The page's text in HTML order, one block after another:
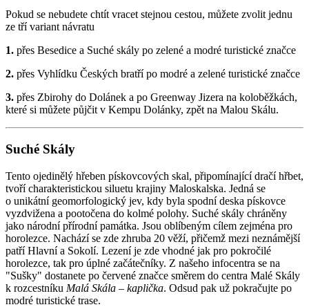
Pokud se nebudete chtít vracet stejnou cestou, můžete zvolit jednu
ze tří variant návratu
1. přes Besedice a Suché skály po zelené a modré turistické značce
2. přes Vyhlídku Českých bratří po modré a zelené turistické značce
3. přes Zbirohy do Dolánek a po Greenway Jizera na koloběžkách,
které si můžete půjčit v Kempu Dolánky, zpět na Malou Skálu.
Suché Skály
Tento ojedinělý hřeben pískovcových skal, připomínající dračí hřbet,
tvoří charakteristickou siluetu krajiny Maloskalska. Jedná se
o unikátní geomorfologický jev, kdy byla spodní deska pískovce
vyzdvižena a pootočena do kolmé polohy. Suché skály chráněny
jako národní přírodní památka. Jsou oblíbeným cílem zejména pro
horolezce. Nachází se zde zhruba 20 věží, přičemž mezi neznámější
patří Hlavní a Sokolí. Lezení je zde vhodné jak pro pokročilé
horolezce, tak pro úplné začátečníky. Z našeho infocentra se na
"Sušky" dostanete po červené značce směrem do centra Malé Skály
k rozcestníku Malá Skála – kaplička. Odsud pak už pokračujte po
modré turistické trase.